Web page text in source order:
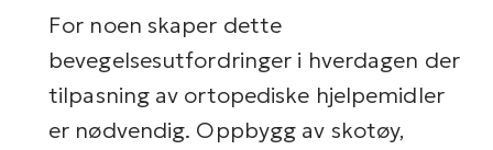
For noen skaper dette
bevegelsesutfordringer i hverdagen der
tilpasning av ortopediske hjelpemidler
er nødvendig. Oppbygg av skotøy,